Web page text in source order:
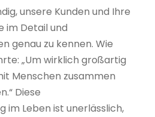
unsere Kunden und Ihre
im Detail und
genau zu kennen. Wie
„Um wirklich großartig
Menschen zusammen
Diese
im Leben ist unerlässlich,